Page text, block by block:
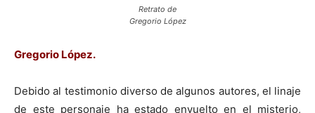
Retrato de
Gregorio López
Gregorio López.
Debido al testimonio diverso de algunos autores, el linaje
de este personaje ha estado envuelto en el misterio,